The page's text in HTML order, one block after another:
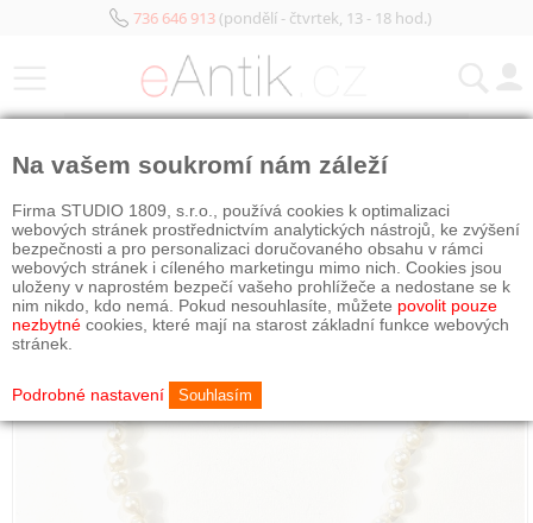
736 646 913(pondělí - čtvrtek, 13 - 18 hod.)
Na vašem soukromí nám záleží
Firma STUDIO 1809, s.r.o., používá cookies k optimalizaci
webových stránek prostřednictvím analytických nástrojů, ke zvýšení
bezpečnosti a pro personalizaci doručovaného obsahu v rámci
webových stránek i cíleného marketingu mimo nich. Cookies jsou
uloženy v naprostém bezpečí vašeho prohlížeče a nedostane se k
nim nikdo, kdo nemá. Pokud nesouhlasíte, můžete povolit pouze
nezbytné cookies, které mají na starost základní funkce webových
stránek.
Podrobné nastavení Souhlasím